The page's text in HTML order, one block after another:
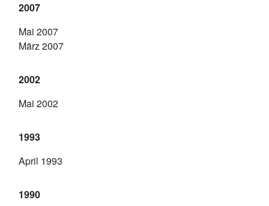
2007
Mai 2007
März 2007
2002
Mai 2002
1993
April 1993
1990